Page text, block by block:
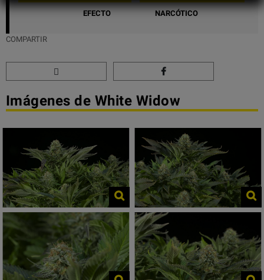
EFECTO NARCÓTICO
COMPARTIR
Imágenes de White Widow